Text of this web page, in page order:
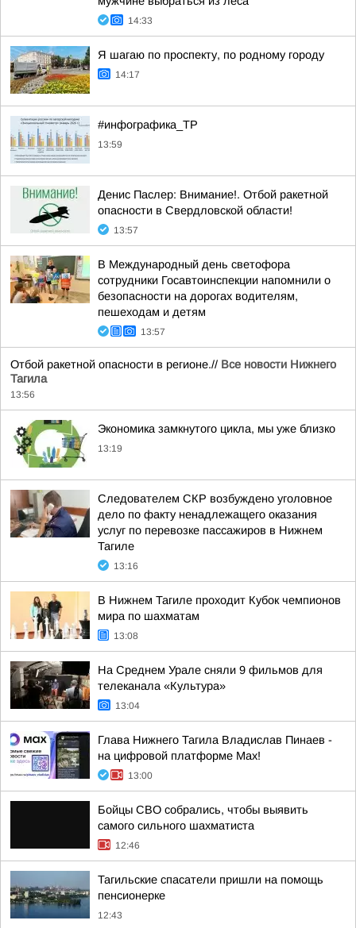
14:33
Я шагаю по проспекту, по родному городу
14:17
#инфографика_ТР
13:59
Денис Паслер: Внимание!. Отбой ракетной
опасности в Свердловской области!
13:57
В Международный день светофора
сотрудники Госавтоинспекции напомнили о
безопасности на дорогах водителям,
пешеходам и детям
13:57
Отбой ракетной опасности в регионе.// Все новости Нижнего
Тагила
13:56
Экономика замкнутого цикла, мы уже близко
13:19
Следователем СКР возбуждено уголовное
дело по факту ненадлежащего оказания
услуг по перевозке пассажиров в Нижнем
Тагиле
13:16
В Нижнем Тагиле проходит Кубок чемпионов
мира по шахматам
13:08
На Среднем Урале сняли 9 фильмов для
телеканала «Культура»
13:04
Глава Нижнего Тагила Владислав Пинаев -
на цифровой платформе Max!
13:00
Бойцы СВО собрались, чтобы выявить
самого сильного шахматиста
12:46
Тагильские спасатели пришли на помощь
пенсионерке
12:43